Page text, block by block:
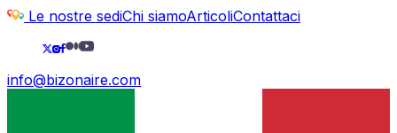
Le nostre sediChi siamoArticoliContattaci
info@bizonaire.com